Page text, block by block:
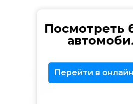
Посмотреть
Перейти в